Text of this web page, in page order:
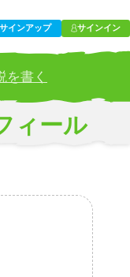
サインアップ サインイン
を書く
Try it now!
ィール